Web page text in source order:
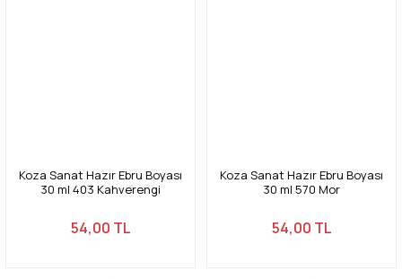
Koza Sanat Hazır Ebru Boyası
30 ml 403 Kahverengi
54,00 TL
Koza Sanat Hazır Ebru Boyası
30 ml 570 Mor
54,00 TL